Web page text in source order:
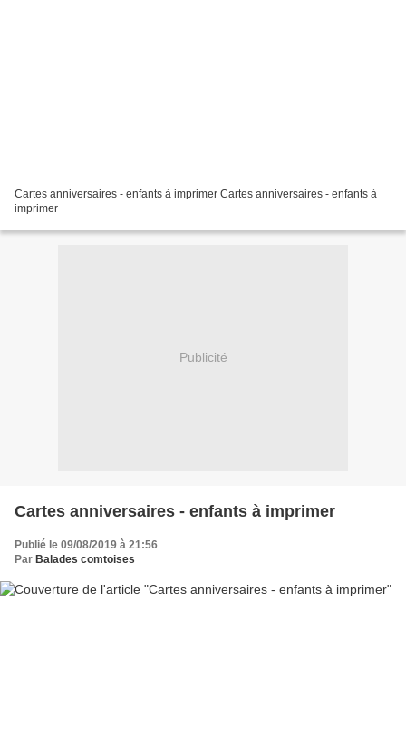
Cartes anniversaires - enfants à imprimer Cartes anniversaires - enfants à
imprimer
Publicité
Cartes anniversaires - enfants à imprimer
Publié le 09/08/2019 à 21:56
Par Balades comtoises